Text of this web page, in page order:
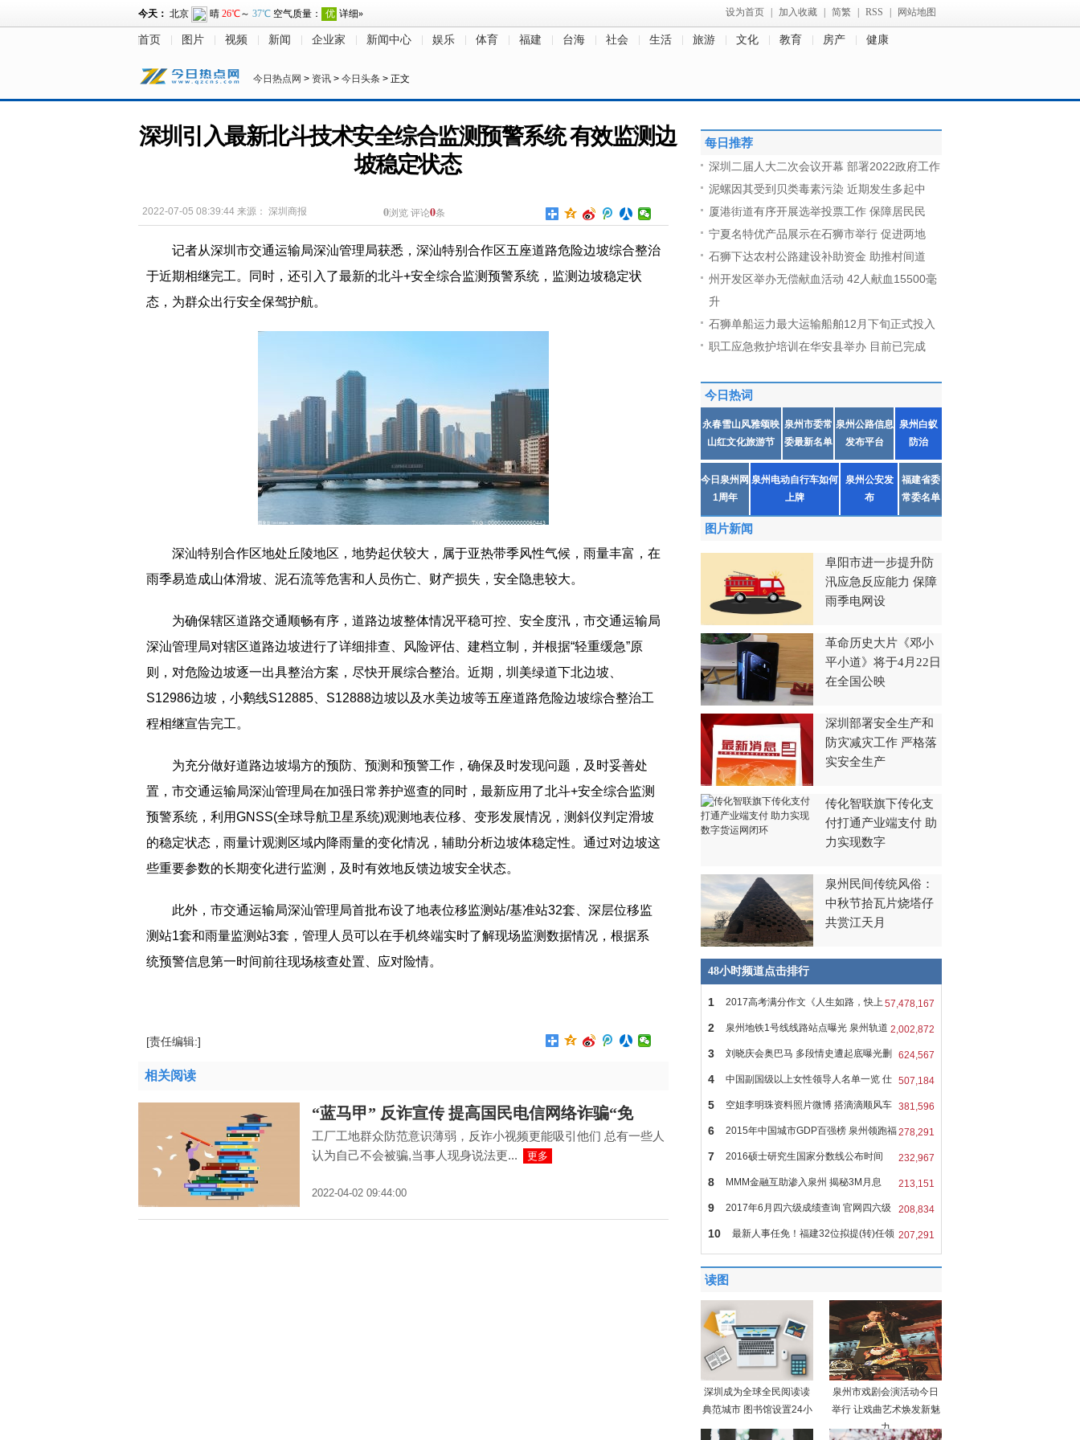
设为首页 加入收藏 简繁 RSS 网站地图
首页 图片 视频 新闻 企业家 新闻中心 娱乐 体育 福建 台海 社会 生活 旅游 文化 教育 房产 健康
今日热点网 > 资讯 > 今日头条 > 正文
深圳引入最新北斗技术安全综合监测预警系统 有效监测边
坡稳定状态
2022-07-05 08:39:44 来源： 深圳商报 0浏览 评论0条
记者从深圳市交通运输局深汕管理局获悉，深汕特别合作区五座道路危险边坡综合整治
于近期相继完工。同时，还引入了最新的北斗+安全综合监测预警系统，监测边坡稳定状
态，为群众出行安全保驾护航。
深汕特别合作区地处丘陵地区，地势起伏较大，属于亚热带季风性气候，雨量丰富，在
雨季易造成山体滑坡、泥石流等危害和人员伤亡、财产损失，安全隐患较大。
为确保辖区道路交通顺畅有序，道路边坡整体情况平稳可控、安全度汛，市交通运输局
深汕管理局对辖区道路边坡进行了详细排查、风险评估、建档立制，并根据“轻重缓急”原
则，对危险边坡逐一出具整治方案，尽快开展综合整治。近期，圳美绿道下北边坡、
S12986边坡，小鹅线S12885、S12888边坡以及水美边坡等五座道路危险边坡综合整治工
程相继宣告完工。
为充分做好道路边坡塌方的预防、预测和预警工作，确保及时发现问题，及时妥善处
置，市交通运输局深汕管理局在加强日常养护巡查的同时，最新应用了北斗+安全综合监测
预警系统，利用GNSS(全球导航卫星系统)观测地表位移、变形发展情况，测斜仪判定滑坡
的稳定状态，雨量计观测区域内降雨量的变化情况，辅助分析边坡体稳定性。通过对边坡这
些重要参数的长期变化进行监测，及时有效地反馈边坡安全状态。
此外，市交通运输局深汕管理局首批布设了地表位移监测站/基准站32套、深层位移监
测站1套和雨量监测站3套，管理人员可以在手机终端实时了解现场监测数据情况，根据系
统预警信息第一时间前往现场核查处置、应对险情。
[责任编辑:]
相关阅读
“蓝马甲” 反诈宣传 提高国民电信网络诈骗“免
工厂工地群众防范意识薄弱，反诈小视频更能吸引他们 总有一些人
认为自己不会被骗,当事人现身说法更...
更多
2022-04-02 09:44:00
每日推荐
深圳二届人大二次会议开幕 部署2022政府工作
泥螺因其受到贝类毒素污染 近期发生多起中
厦港街道有序开展选举投票工作 保障居民民
宁夏名特优产品展示在石狮市举行 促进两地
石狮下达农村公路建设补助资金 助推村间道
州开发区举办无偿献血活动 42人献血15500毫
升
石狮单船运力最大运输船舶12月下旬正式投入
职工应急救护培训在华安县举办 目前已完成
今日热词
永春雪山风雅颂映
山红文化旅游节
泉州市委常
委最新名单
泉州公路信息
发布平台
泉州白蚁
防治
今日泉州网
1周年
泉州电动自行车如何
上牌
泉州公安发
布
福建省委
常委名单
图片新闻
阜阳市进一步提升防
汛应急反应能力 保障
雨季电网设
革命历史大片《邓小
平小道》将于4月22日
在全国公映
深圳部署安全生产和
防灾减灾工作 严格落
实安全生产
传化智联旗下传化支
付打通产业端支付 助
力实现数字
泉州民间传统风俗：
中秋节拾瓦片烧塔仔
共赏江天月
48小时频道点击排行
57,478,167
1 2017高考满分作文《人生如路，快上
车吧 2,002,872
2 泉州地铁1号线线路站点曝光 泉州轨道
交 624,567
3 刘晓庆会奥巴马 多段情史遭起底曝光删
507,184
4 中国副国级以上女性领导人名单一览 仕
381,596
5 空姐李明珠资料照片微博 搭滴滴顺风车
278,291
6 2015年中国城市GDP百强榜 泉州领跑福
建 232,967
7 2016硕士研究生国家分数线公布时间
201 213,151
8 MMM金融互助渗入泉州 揭秘3M月息
30%的 208,834
9 2017年6月四六级成绩查询 官网四六级
成 207,291
10 最新人事任免！福建32位拟提(转)任领
导
读图
深圳成为全球全民阅读读
典范城市 图书馆设置24小
泉州市戏剧会演活动今日
举行 让戏曲艺术焕发新魅
力